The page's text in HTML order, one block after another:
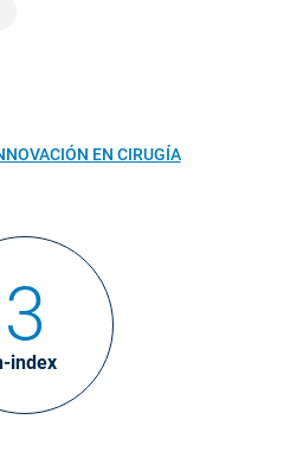
EN CIRUGÍA
index
3